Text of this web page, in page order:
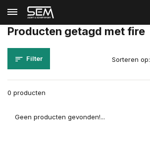
Terug Home
Producten getagd met fire
Filter
0 producten
Sorteren op:
Geen producten gevonden!...